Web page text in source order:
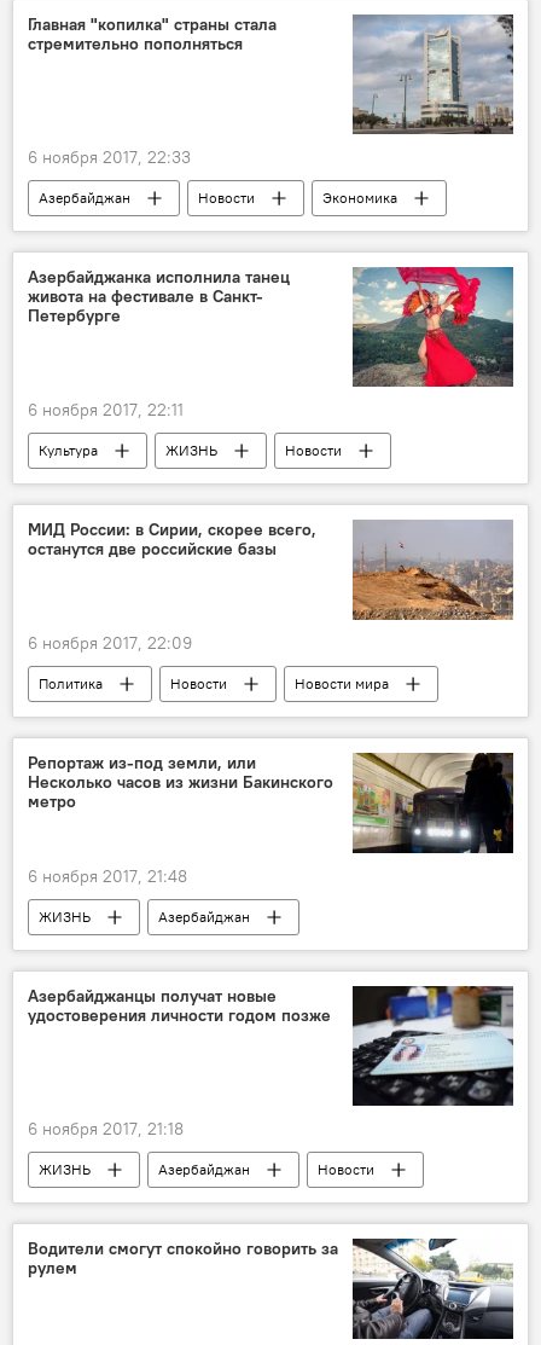
Главная "копилка" страны стала
стремительно пополняться
6 ноября 2017, 22:33
Азербайджан Новости Экономика
Азербайджанка исполнила танец
живота на фестивале в Санкт-
Петербурге
6 ноября 2017, 22:11
Культура ЖИЗНЬ Новости
МИД России: в Сирии, скорее всего,
останутся две российские базы
6 ноября 2017, 22:09
Политика Новости
Новости мира
Россия
Репортаж из-под земли, или
Несколько часов из жизни Бакинского
метро
6 ноября 2017, 21:48
ЖИЗНЬ
Азербайджан
ТЕХНОЛОГИИ
Новости
Экономика
Насими Пашаев
ЗАО "Бакинский метрополитен"
Юбилей
подземка
Азербайджанцы получат новые
удостоверения личности годом позже
6 ноября 2017, 21:18
ЖИЗНЬ Азербайджан Новости
Водители смогут спокойно говорить за
рулем